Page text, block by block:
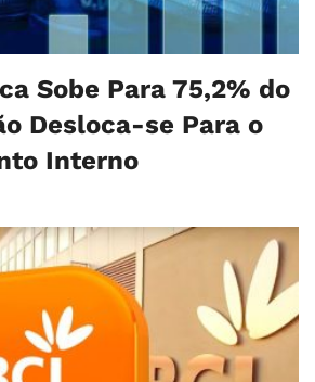
Sobe Para 75,2% do
Desloca-se Para o
Interno